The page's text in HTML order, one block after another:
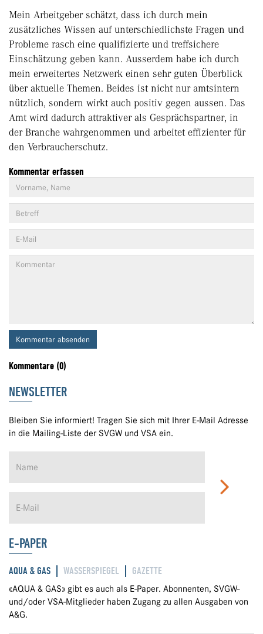
Mein Arbeitgeber schätzt, dass ich durch mein
zusätzliches Wissen auf unterschiedlichste Fragen und
Probleme rasch eine qualifizierte und treffsichere
Einschätzung geben kann. Ausserdem habe ich durch
mein erweitertes Netzwerk einen sehr guten Überblick
über aktuelle Themen. Beides ist nicht nur amtsintern
nützlich, sondern wirkt auch positiv gegen aussen. Das
Amt wird dadurch attraktiver als Gesprächspartner, in
der Branche wahrgenommen und arbeitet effizienter für
den Verbraucherschutz.
Kommentar erfassen
Kommentar absenden
Kommentare (0)
NEWSLETTER
Bleiben Sie informiert! Tragen Sie sich mit Ihrer E-Mail Adresse
in die Mailing-Liste der SVGW und VSA ein.
E-PAPER
AQUA & GAS WASSERSPIEGEL GAZETTE
«AQUA & GAS» gibt es auch als E-Paper. Abonnenten, SVGW-
und/oder VSA-Mitglieder haben Zugang zu allen Ausgaben von
A&G.